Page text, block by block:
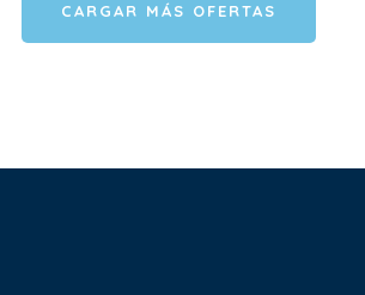
CARGAR MÁS OFERTAS